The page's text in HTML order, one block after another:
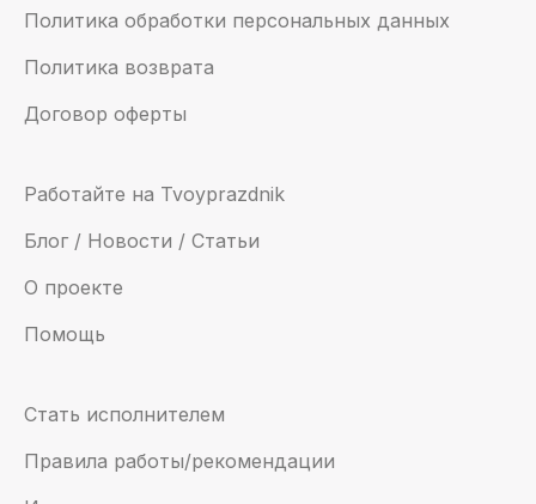
Политика обработки персональных данных
Политика возврата
Договор оферты
Работайте на Tvoyprazdnik
Блог / Новости / Статьи
О проекте
Помощь
Стать исполнителем
Правила работы/рекомендации